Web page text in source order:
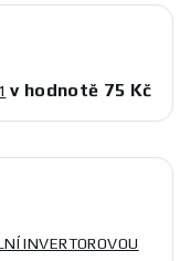
v hodnotě 75 Kč
INVERTOROVOU